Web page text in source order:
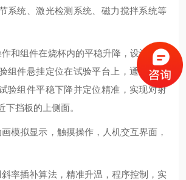
系统、激光检测系统、磁力搅拌系统等
和组件在烧杯内的平稳升降，设计了一
组件悬挂定位在试验平台上，通过丝杠
验组件平稳下降并定位精准，实现对射
下挡板的上侧面。
模拟显示，触摸操作，人机交互界面，
率插补算法，精准升温，程序控制，实